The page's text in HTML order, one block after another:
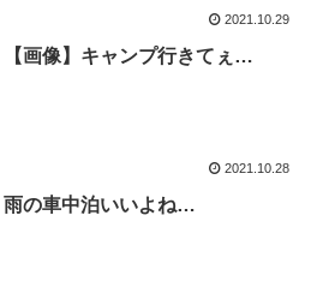
2021.10.29
【画像】キャンプ行きてぇ…
2021.10.28
雨の車中泊いいよね…